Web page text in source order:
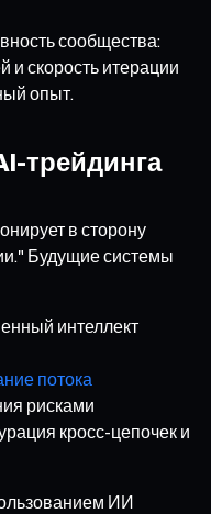
сообщества:
и скорость итерации
опыт.
трейдинга
в сторону
Будущие системы
интеллект
потока
рисками
кросс-цепочек и
ИИ